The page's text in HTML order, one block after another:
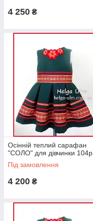
4 250 ₴
Осінній теплий сарафан
"СОЛО" для дівчинки 104р.
Під замовлення
4 200 ₴